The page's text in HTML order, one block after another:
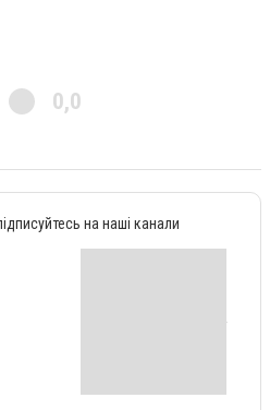
0,0
на наші канали